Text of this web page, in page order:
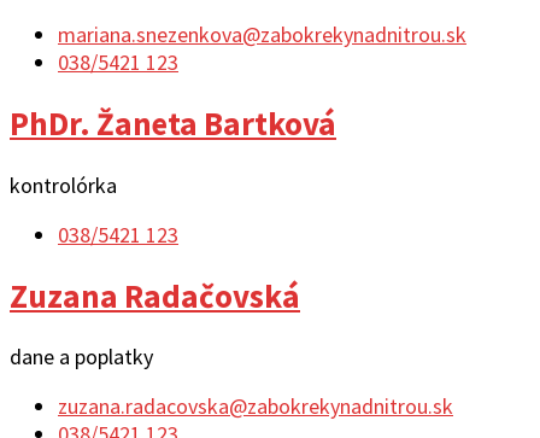
mariana.snezenkova@zabokrekynadnitrou.sk
038/5421 123
PhDr. Žaneta Bartková
kontrolórka
038/5421 123
Zuzana Radačovská
dane a poplatky
zuzana.radacovska@zabokrekynadnitrou.sk